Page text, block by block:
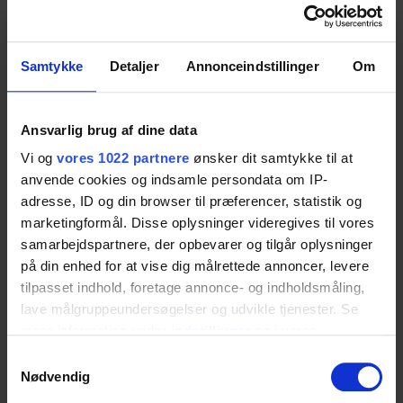
Samtykke Detaljer Annonceindstillinger Om
Ansvarlig brug af dine data
Vi og vores 1022 partnere ønsker dit samtykke til at
anvende cookies og indsamle persondata om IP-
adresse, ID og din browser til præferencer, statistik og
marketingformål. Disse oplysninger videregives til vores
samarbejdspartnere, der opbevarer og tilgår oplysninger
på din enhed for at vise dig målrettede annoncer, levere
tilpasset indhold, foretage annonce- og indholdsmåling,
lave målgruppeundersøgelser og udvikle tjenester. Se
tilbage eller ændre indstillinger fra vores
"Cookiedeklaration", eller ved at trykke på "Privacy
Nødvendig
Mål
Bredde: 40-180 cm
Dybde: 12.5 cm
Betjening
Betjeningspanel er integreret i køkken
bordpladen
Konfiguration